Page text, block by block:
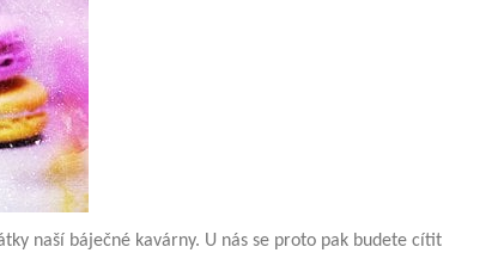
naší báječné kavárny. U nás se proto pak budete cítit